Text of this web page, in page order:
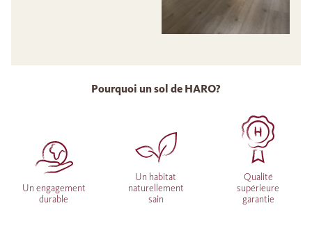
Pourquoi un sol de HARO?
Un engagement
durable
Un habitat
naturellement
sain
Qualité
supérieure
garantie